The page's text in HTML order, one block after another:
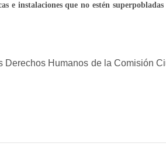
e instalaciones que no estén
Derechos Humanos de la Comisión